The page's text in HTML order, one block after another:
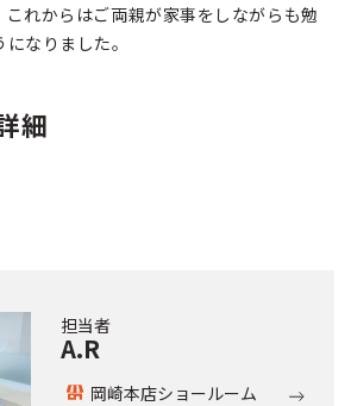
れからはご両親が家事をしながらも勉
なりました。
細
担当者
A.R
岡崎本店ショールーム